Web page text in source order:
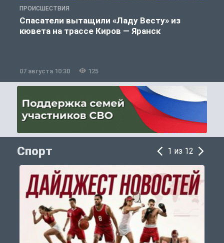
ПРОИСШЕСТВИЯ
Спасатели вытащили «Ладу Весту» из
кювета на трассе Киров — Яранск
07 августа 10:30 125
Спорт 1 из 12